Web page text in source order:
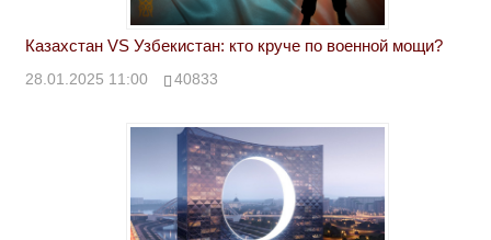
Казахстан VS Узбекистан: кто круче по военной мощи?
28.01.2025 11:00 40833